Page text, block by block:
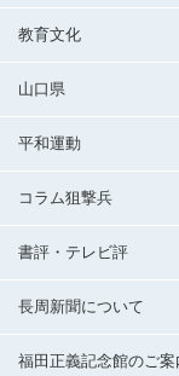
教育文化
山口県
平和運動
コラム狙撃兵
書評・テレビ評
長周新聞について
福田正義記念館のご案